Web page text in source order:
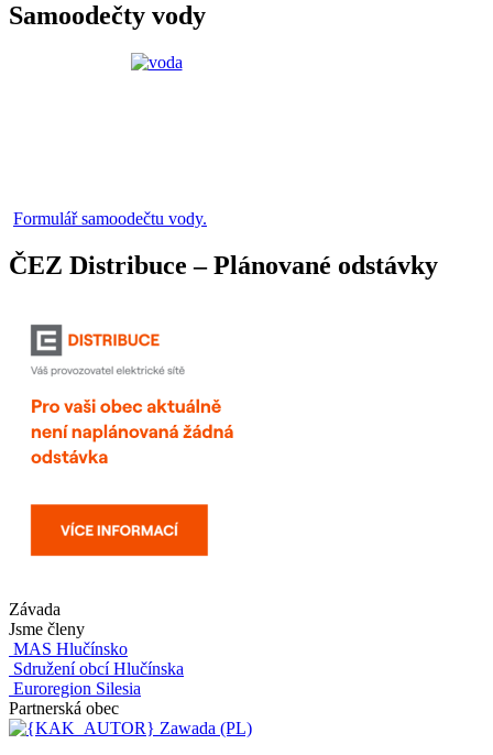
Samoodečty vody
Formulář samoodečtu vody.
ČEZ Distribuce – Plánované odstávky
Závada
Jsme členy
MAS Hlučínsko
Sdružení obcí Hlučínska
Euroregion Silesia
Partnerská obec
Zawada (PL)